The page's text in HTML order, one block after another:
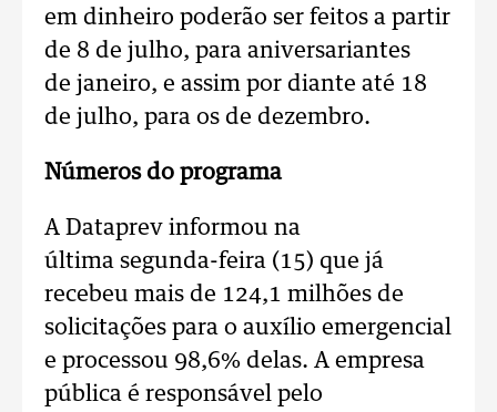
em dinheiro poderão ser feitos a partir
de 8 de julho, para aniversariantes
de janeiro, e assim por diante até 18
de julho, para os de dezembro.
Números do programa
A Dataprev informou na
última segunda-feira (15) que já
recebeu mais de 124,1 milhões de
solicitações para o auxílio emergencial
e processou 98,6% delas. A empresa
pública é responsável pelo